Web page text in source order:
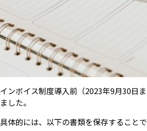
インボイス制度導入前（2023年9月30日
ました。
具体的には、以下の書類を保存すること